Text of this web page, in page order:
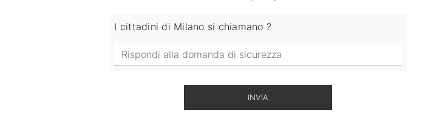
I cittadini di Milano si chiamano ?
INVIA